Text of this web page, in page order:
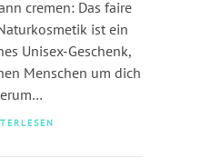
cremen: Das faire
ist ein
Unisex-Geschenk,
Menschen um dich